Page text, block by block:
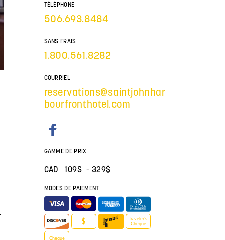
TÉLÉPHONE
506.693.8484
SANS FRAIS
1.800.561.8282
COURRIEL
reservations@saintjohnhar
bourfronthotel.com
GAMME DE PRIX
CAD 109$ - 329$
MODES DE PAIEMENT
$ Traveler’s
Cheque
Cheque